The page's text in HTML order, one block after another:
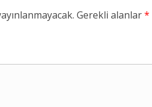
Gerekli alanlar*